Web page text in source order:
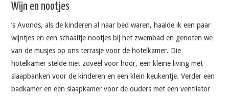
Wijn en nootjes
’s Avonds, als de kinderen al naar bed waren, haalde ik een paar
wijntjes en een schaaltje nootjes bij het zwembad en genoten we
van de musjes op ons terrasje voor de hotelkamer. Die
hotelkamer stelde niet zoveel voor hoor, een kleine living met
slaapbanken voor de kinderen en een klein keukentje. Verder een
badkamer en een slaapkamer voor de ouders met een ventilator